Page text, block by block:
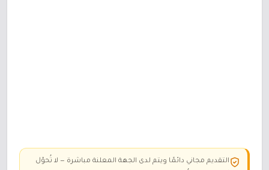
التقديم مجاني دائمًا ويتم لدى الجهة المعلنة مباشرة — لا تُحوّل